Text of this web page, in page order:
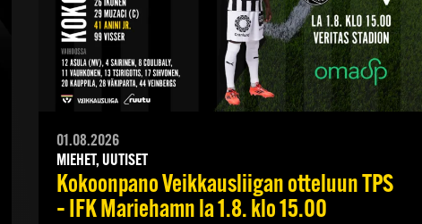
01.08.2026
MIEHET, UUTISET
Kokoonpano Veikkausliigan otteluun TPS
– IFK Mariehamn la 1.8. klo 15.00